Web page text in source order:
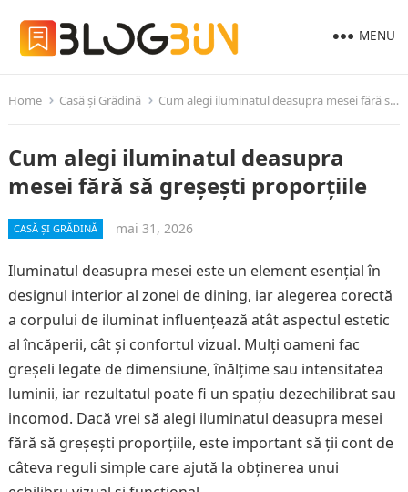
MENU
Home Casă și Grădină Cum alegi iluminatul deasupra mesei fără să greșești proporțiile
Cum alegi iluminatul deasupra
mesei fără să greșești proporțiile
CASĂ ȘI GRĂDINĂ mai 31, 2026
Iluminatul deasupra mesei este un element esențial în
designul interior al zonei de dining, iar alegerea corectă
a corpului de iluminat influențează atât aspectul estetic
al încăperii, cât și confortul vizual. Mulți oameni fac
greșeli legate de dimensiune, înălțime sau intensitatea
luminii, iar rezultatul poate fi un spațiu dezechilibrat sau
incomod. Dacă vrei să alegi iluminatul deasupra mesei
fără să greșești proporțiile, este important să ții cont de
câteva reguli simple care ajută la obținerea unui